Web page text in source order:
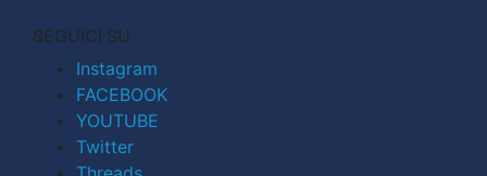
SEGUICI SU
Instagram
FACEBOOK
YOUTUBE
Twitter